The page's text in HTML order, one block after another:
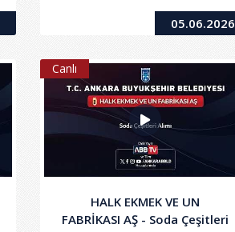
05.06.2026
Canlı
HALK EKMEK VE UN
FABRİKASI AŞ - Soda Çeşitleri